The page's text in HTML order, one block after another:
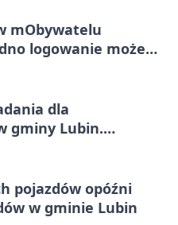
mObywatelu
logowanie może
dla
gminy Lubin.
pojazdów opóźni
w gminie Lubin